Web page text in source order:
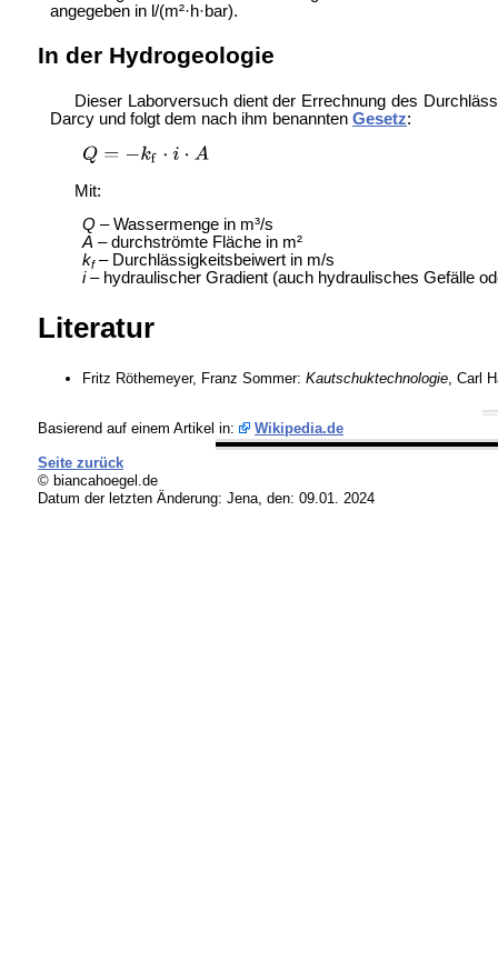
angegeben in l/(m²·h·bar).
In der Hydrogeologie
Dieser Laborversuch dient der Errechnung des
Darcy und folgt dem nach ihm benannten Gesetz:
Mit:
Q– Wassermenge in m³/s
A– durchströmte Fläche in m²
kf– Durchlässigkeitsbeiwert in m/s
i– hydraulischer Gradient (auch hydraulisches Gefälle
Literatur
Fritz Röthemeyer, Franz Sommer: Kautschuktechnologie, Carl
Basierend auf einem Artikel in: Wikipedia.de
Seite zurück
© biancahoegel.de
Datum der letzten Änderung: Jena, den: 09.01. 2024